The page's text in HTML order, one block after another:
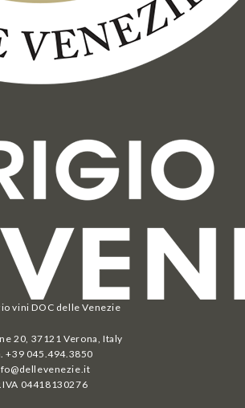
vini DOC delle Venezie
20, 37121 Verona, Italy
+39 045.494.3850
04418130276